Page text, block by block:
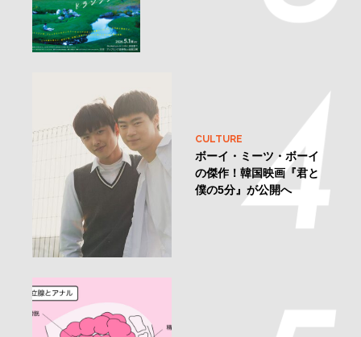
CULTURE
ボーイ・ミーツ・ボーイ
の傑作！韓国映画『君と
僕の5分』が公開へ